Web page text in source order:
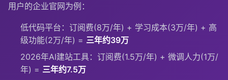
用户的企业官网为例：
低代码平台：订阅费(8万/年) + 学习成本(3万/年) + 高
级功能(2万/年) = 三年约39万
2026年AI建站工具：订阅费(1.5万/年) + 微调人力(1万/
年) = 三年约7.5万